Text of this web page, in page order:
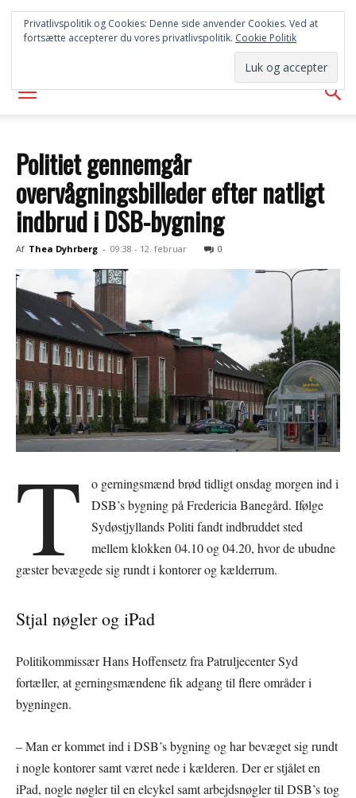
SYD
AVISEN
Politiet gennemgår
overvågningsbilleder efter natligt
indbrud i DSB-bygning
Af Thea Dyhrberg - 09:38 - 12. februar 0
T
o gerningsmænd brød tidligt onsdag morgen ind i
DSB’s bygning på Fredericia Banegård. Ifølge
Sydøstjyllands Politi fandt indbruddet sted
mellem klokken 04.10 og 04.20, hvor de ubudne
gæster bevægede sig rundt i kontorer og kælderrum.
Stjal nøgler og iPad
Politikommissær Hans Hoffensetz fra Patruljecenter Syd
fortæller, at gerningsmændene fik adgang til flere områder i
bygningen.
– Man er kommet ind i DSB’s bygning og har bevæget sig rundt
i nogle kontorer samt været nede i kælderen. Der er stjålet en
iPad, nogle nøgler til en elcykel samt arbejdsnøgler til DSB’s tog
Privatlivspolitik og Cookies: Denne side anvender Cookies. Ved at
fortsætte accepterer du vores privatlivspolitik. Cookie Politik